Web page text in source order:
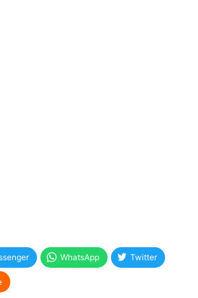
WhatsApp Twitter